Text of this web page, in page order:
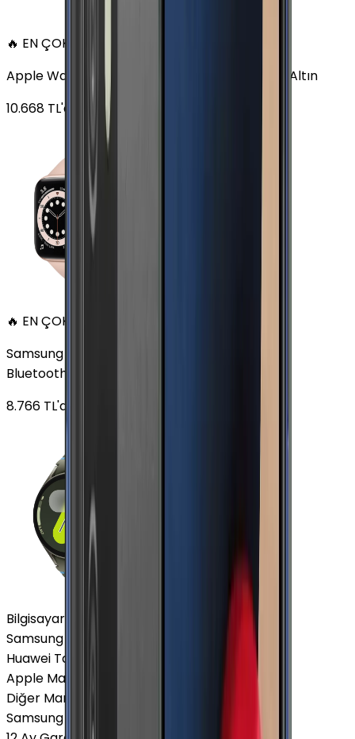
🔥 EN ÇOK SATAN
Apple Watch Series 6 Alüminyum 40mm GPS Altın
10.668 TL'den başlayan fiyatlar
🔥 EN ÇOK SATAN
Samsung Galaxy Watch 7 Alüminyum 44 mm
Bluetooth Wi-Fi Yeşil
8.766 TL'den
Bilgisayar / Tablet
Samsung Tablet
Huawei Tablet
Apple Macbook
Diğer Markalar
Samsung Tablet